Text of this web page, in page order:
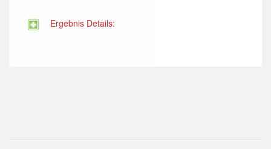
Ergebnis Details: